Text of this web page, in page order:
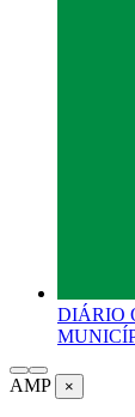
DIÁRIO
AMP ×